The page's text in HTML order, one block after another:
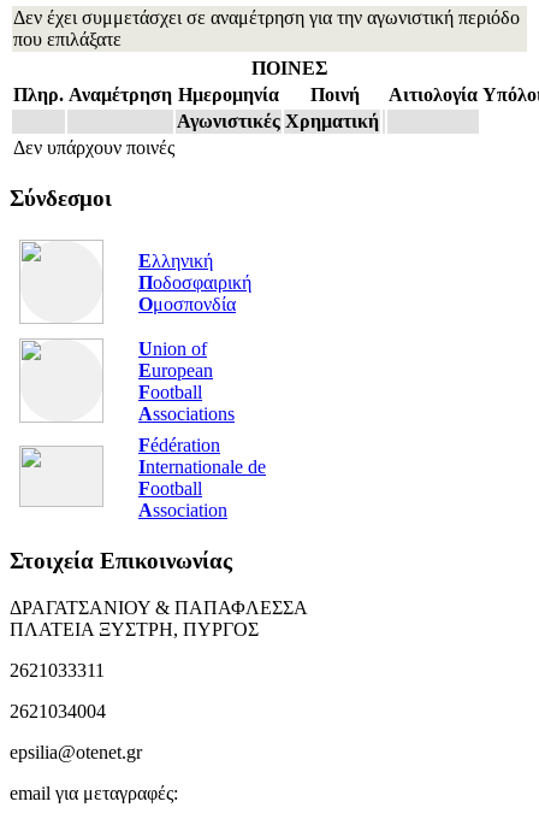
Δεν έχει συμμετάσχει σε αναμέτρηση για την αγωνιστική περιόδο
που επιλάξατε
ΠΟΙΝΕΣ
Πληρ. Αναμέτρηση Ημερομηνία Ποινή Αιτιολογία
Αγωνιστικές Χρηματική
Δεν υπάρχουν ποινές
Σύνδεσμοι
Ελληνική
Ποδοσφαιρική
Ομοσπονδία
Union of
European
Football
Associations
Fédération
Internationale de
Football
Association
Στοιχεία Επικοινωνίας
ΔΡΑΓΑΤΣΑΝΙΟΥ & ΠΑΠΑΦΛΕΣΣΑ
ΠΛΑΤΕΙΑ ΞΥΣΤΡΗ, ΠΥΡΓΟΣ
2621033311
2621034004
epsilia@otenet.gr
email για μεταγραφές: